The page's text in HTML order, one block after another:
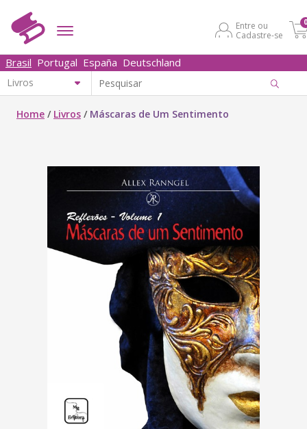
Entre ou
Cadastre-se
0
Brasil Portugal España Deutschland
Home / Livros / Máscaras de Um Sentimento